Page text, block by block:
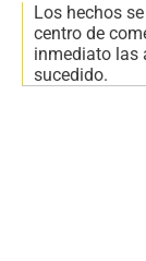
Los hechos
centro de
inmediato las
sucedido.